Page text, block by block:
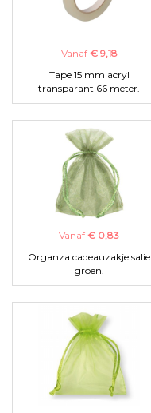
Vanaf € 9,18
Tape 15 mm acryl
transparant 66 meter.
Vanaf € 0,83
Organza cadeauzakje salie
groen.